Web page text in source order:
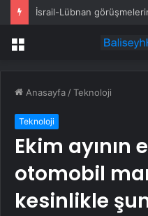
İsrail-Lübnan
Menü
Anasayfa /Teknoloji
Teknoloji
Ekim ayının
otomobil
kesinlikle